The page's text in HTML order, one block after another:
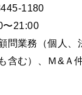
1180
〜21:00
問業務（個人、
含む）、Ｍ&Ａ